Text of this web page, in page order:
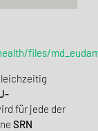
files/
für jede der
SRN